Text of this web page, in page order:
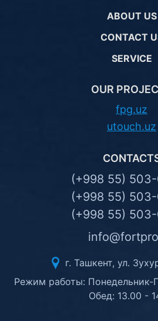
ABOUT US
CONTACT
SERVICE
OUR
fpg.uz
utouch.uz
(+998 55)
(+998 55)
(+998 55)
г. Ташкент, ул.
Режим работы: Понедельник-
Обед: 13.00 -